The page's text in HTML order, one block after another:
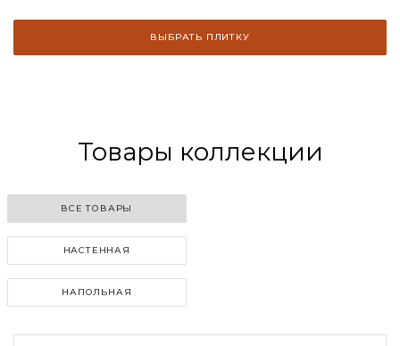
ВЫБРАТЬ ПЛИТКУ
Товары коллекции
ВСЕ ТОВАРЫ
НАСТЕННАЯ
НАПОЛЬНАЯ